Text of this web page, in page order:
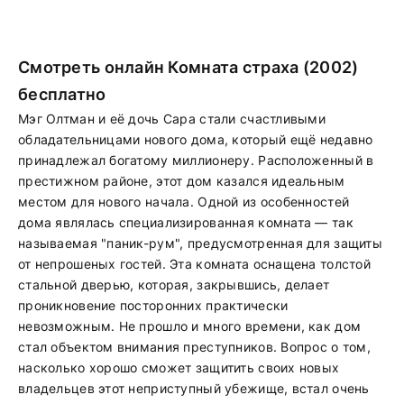
Смотреть онлайн Комната страха (2002)
бесплатно
Мэг Олтман и её дочь Сара стали счастливыми
обладательницами нового дома, который ещё недавно
принадлежал богатому миллионеру. Расположенный в
престижном районе, этот дом казался идеальным
местом для нового начала. Одной из особенностей
дома являлась специализированная комната — так
называемая "паник-рум", предусмотренная для защиты
от непрошеных гостей. Эта комната оснащена толстой
стальной дверью, которая, закрывшись, делает
проникновение посторонних практически
невозможным. Не прошло и много времени, как дом
стал объектом внимания преступников. Вопрос о том,
насколько хорошо сможет защитить своих новых
владельцев этот неприступный убежище, встал очень